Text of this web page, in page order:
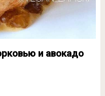
и авокадо